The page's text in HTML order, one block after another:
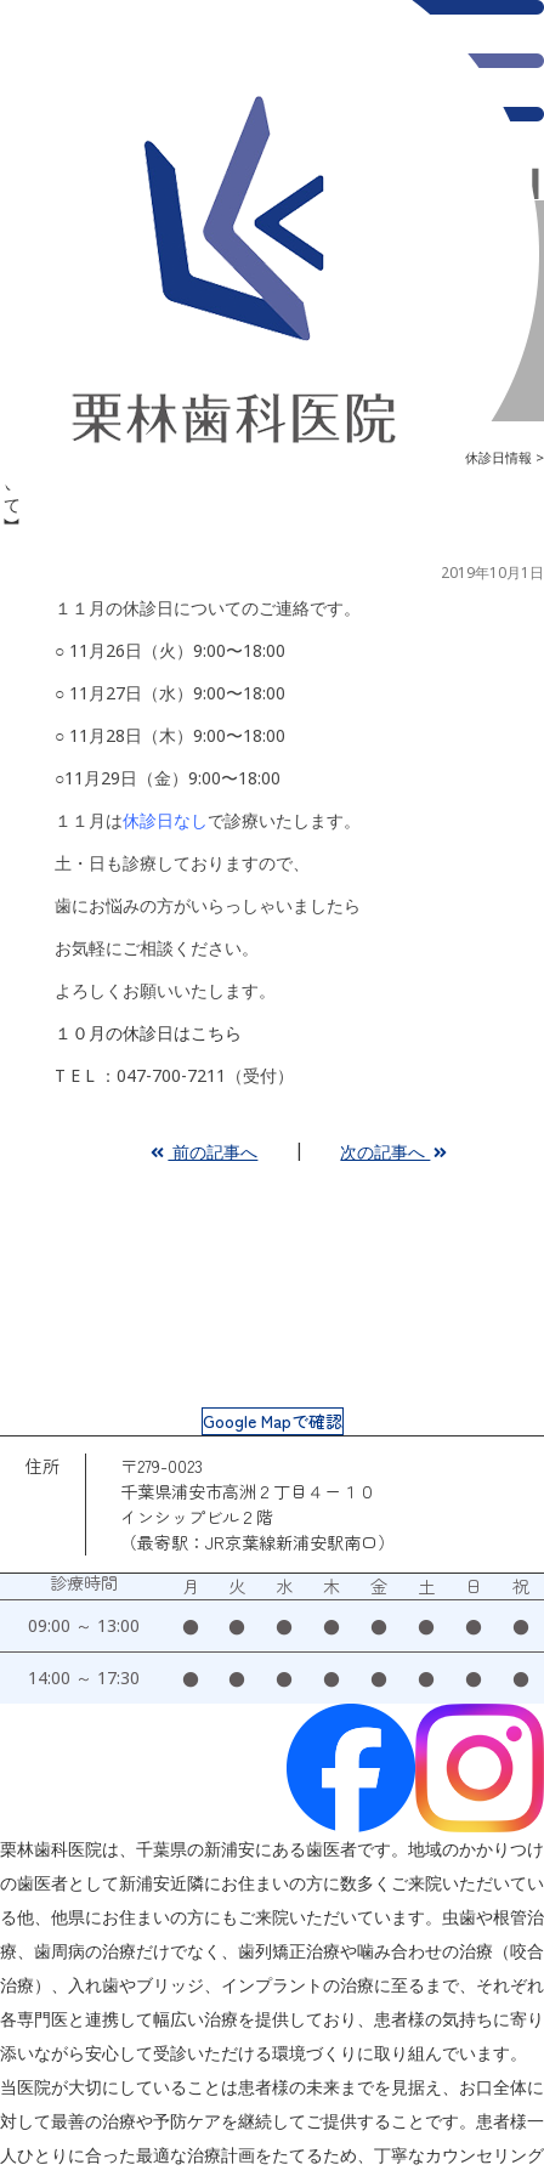
【11月の休診日について】
休診日情報 >
2019年10月1日
１１月の休診日についてのご連絡です。
○ 11月26日（火）9:00〜18:00
○ 11月27日（水）9:00〜18:00
○ 11月28日（木）9:00〜18:00
○11月29日（金）9:00〜18:00
１１月は休診日なしで診療いたします。
土・日も診療しておりますので、
歯にお悩みの方がいらっしゃいましたら
お気軽にご相談ください。
よろしくお願いいたします。
１０月の休診日はこちら
T E L ：047-700-7211（受付）
前の記事へ 次の記事へ
Google Mapで確認
住所
〒279-0023
千葉県浦安市高洲２丁目４ー１０
インシップビル２階
（最寄駅：JR京葉線新浦安駅南口）
診療時間
月 火 水 木 金 土 日 祝
09:00 ～ 13:00 ● ● ● ● ● ● ● ●
14:00 ～ 17:30 ● ● ● ● ● ● ● ●
栗林歯科医院は、千葉県の新浦安にある歯医者です。地域のかかりつけ
の歯医者として新浦安近隣にお住まいの方に数多くご来院いただいてい
る他、他県にお住まいの方にもご来院いただいています。虫歯や根管治
療、歯周病の治療だけでなく、歯列矯正治療や噛み合わせの治療（咬合
治療）、入れ歯やブリッジ、インプラントの治療に至るまで、それぞれ
各専門医と連携して幅広い治療を提供しており、患者様の気持ちに寄り
添いながら安心して受診いただける環境づくりに取り組んでいます。
当医院が大切にしていることは患者様の未来までを見据え、お口全体に
対して最善の治療や予防ケアを継続してご提供することです。患者様一
人ひとりに合った最適な治療計画をたてるため、丁寧なカウンセリング